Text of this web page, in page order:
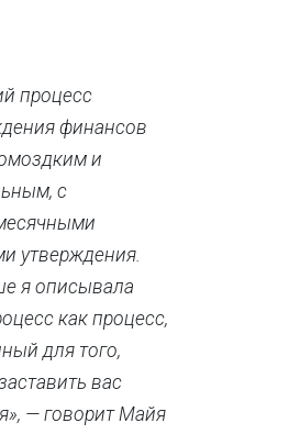
процесс
финансов
и
с
утверждения.
я описывала
как процесс,
для того,
вас
— говорит Майя